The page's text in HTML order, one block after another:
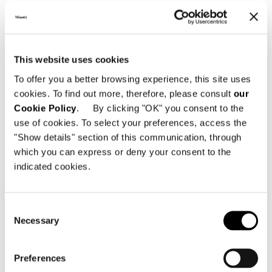
This website uses cookies
To offer you a better browsing experience, this site uses
cookies. To find out more, therefore, please consult our
Cookie Policy. By clicking "OK" you consent to the
use of cookies. To select your preferences, access the
"Show details" section of this communication, through
which you can express or deny your consent to the
indicated cookies.
Selection
Necessary
Preferences
geschliffen und formgeschnitten;
formgeschnitten und gebürstet;